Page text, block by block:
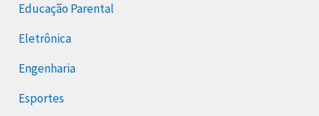
Educação Parental
Eletrônica
Engenharia
Esportes